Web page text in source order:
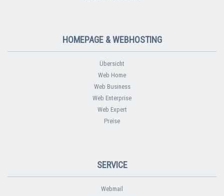
HOMEPAGE & WEBHOSTING
Übersicht
Web Home
Web Business
Web Enterprise
Web Expert
Preise
SERVICE
Webmail